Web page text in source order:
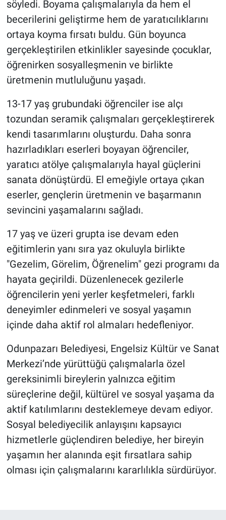
söyledi. Boyama çalışmalarıyla da hem el
becerilerini geliştirme hem de yaratıcılıklarını
ortaya koyma fırsatı buldu. Gün boyunca
gerçekleştirilen etkinlikler sayesinde çocuklar,
öğrenirken sosyalleşmenin ve birlikte
üretmenin mutluluğunu yaşadı.
13-17 yaş grubundaki öğrenciler ise alçı
tozundan seramik çalışmaları gerçekleştirerek
kendi tasarımlarını oluşturdu. Daha sonra
hazırladıkları eserleri boyayan öğrenciler,
yaratıcı atölye çalışmalarıyla hayal güçlerini
sanata dönüştürdü. El emeğiyle ortaya çıkan
eserler, gençlerin üretmenin ve başarmanın
sevincini yaşamalarını sağladı.
17 yaş ve üzeri grupta ise devam eden
eğitimlerin yanı sıra yaz okuluyla birlikte
"Gezelim, Görelim, Öğrenelim" gezi programı da
hayata geçirildi. Düzenlenecek gezilerle
öğrencilerin yeni yerler keşfetmeleri, farklı
deneyimler edinmeleri ve sosyal yaşamın
içinde daha aktif rol almaları hedefleniyor.
Odunpazarı Belediyesi, Engelsiz Kültür ve Sanat
Merkezi’nde yürüttüğü çalışmalarla özel
gereksinimli bireylerin yalnızca eğitim
süreçlerine değil, kültürel ve sosyal yaşama da
aktif katılımlarını desteklemeye devam ediyor.
Sosyal belediyecilik anlayışını kapsayıcı
hizmetlerle güçlendiren belediye, her bireyin
yaşamın her alanında eşit fırsatlara sahip
olması için çalışmalarını kararlılıkla sürdürüyor.